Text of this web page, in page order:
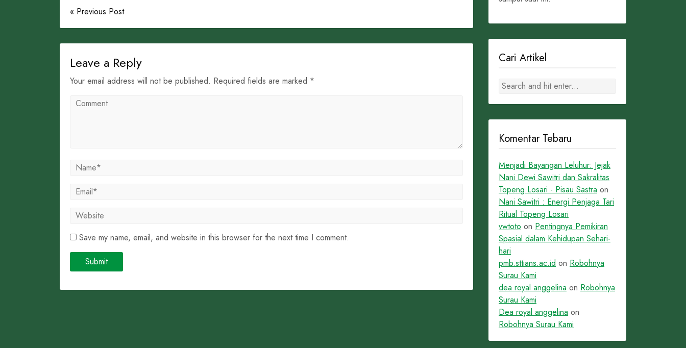
« Previous Post
Leave a Reply
Your email address will not be published. Required fields are marked *
Save my name, email, and website in this browser for the next time I comment.
Cari Artikel
Komentar Tebaru
Menjadi Bayangan Leluhur: Jejak
Nani Dewi Sawitri dan Sakralitas
Topeng Losari - Pisau Sastra on
Nani Sawitri : Energi Penjaga Tari
Ritual Topeng Losari
vwtoto on Pentingnya Pemikiran
Spasial dalam Kehidupan Sehari-
hari
pmb.sttians.ac.id on Robohnya
Surau Kami
dea royal anggelina on Robohnya
Surau Kami
Dea royal anggelina on
Robohnya Surau Kami